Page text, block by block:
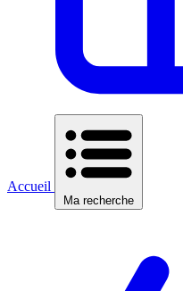
Accueil
Ma recherche